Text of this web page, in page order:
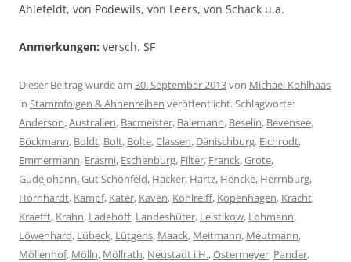
Ahlefeldt, von Podewils, von Leers, von Schack u.a.
Anmerkungen: versch. SF
Dieser Beitrag wurde am 30. September 2013von Michael Kohlhaas
in Stammfolgen & Ahnenreihen veröffentlicht. Schlagworte:
Anderson,Australien, Bacmeister, Balemann, Beselin, Bevensee,
Böckmann, Boldt, Bolt, Bolte,Classen, Dänischburg, Eichrodt,
Emmermann, Erasmi, Eschenburg, Filter, Franck,Grote,
Gudejohann,Gut Schönfeld, Häcker, Hartz, Hencke, Herrnburg,
Hornhardt, Kampf, Kater, Kaven, Kohlreiff, Kopenhagen, Kracht,
Kraefft, Krahn, Ladehoff, Landeshüter, Leistikow, Lohmann,
Löwenhard, Lübeck, Lütgens, Maack, Meitmann, Meutmann,
Möllenhof, Mölln, Möllrath, Neustadt i.H.,Ostermeyer, Pander,